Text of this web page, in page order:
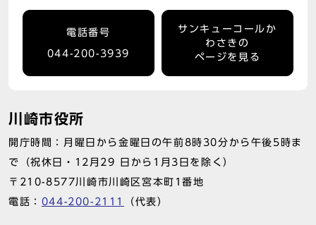
電話番号
044-200-3939
サンキューコールか
わさきの
ページを見る
川崎市役所
開庁時間：月曜日から金曜日の午前8時30分から午後5時ま
で（祝休日・12月29 日から1月3日を除く）
〒210-8577川崎市川崎区宮本町1番地
電話： 044-200-2111 （代表）